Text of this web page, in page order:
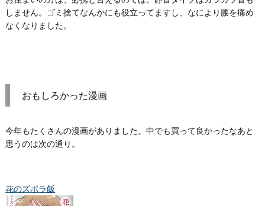
しません。ゴミ捨てなんかにも役立ってますし、なにより腰を痛め
なくなりました。
おもしろかった漫画
今年もたくさんの漫画がありました。中でも買って良かったなあと
思うのは次の通り。
花のズボラ飯